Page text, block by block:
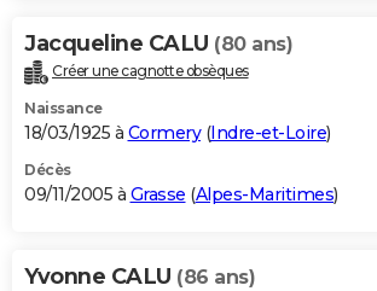
Jacqueline CALU (80 ans)
Créer une cagnotte obsèques
Naissance
18/03/1925 à Cormery(Indre-et-Loire)
Décès
09/11/2005 à Grasse (Alpes-Maritimes)
Yvonne CALU (86 ans)